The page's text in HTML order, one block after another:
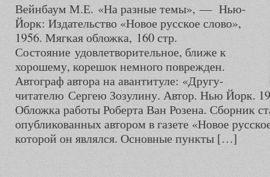
Вейнбаум М.Е. «На разные темы», — Нью-
Йорк: Издательство «Новое русское слово»,
1956. Мягкая обложка, 160 стр.
Состояние удовлетворительное, ближе к
хорошему, корешок немного поврежден.
Автограф автора на авантитуле: «Другу-
читателю Сергею Зозулину. Автор. Нью Йорк.
Обложка работы Роберта Ван Розена. Сборник
опубликованных автором в газете «Новое
которой он являлся. Основные пункты […]